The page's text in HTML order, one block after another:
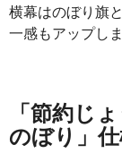
横幕はのぼり旗
一感もアップしま
「節約じ
のぼり」